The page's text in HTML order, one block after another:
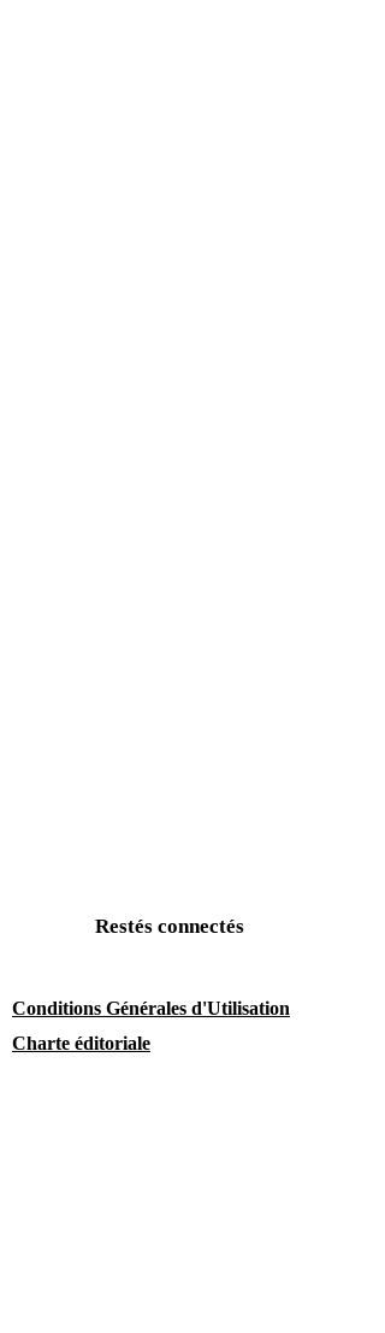
Restés connectés
Conditions Générales d'Utilisation
Charte éditoriale